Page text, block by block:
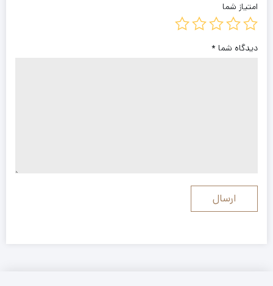
امتیاز شما
دیدگاه شما *